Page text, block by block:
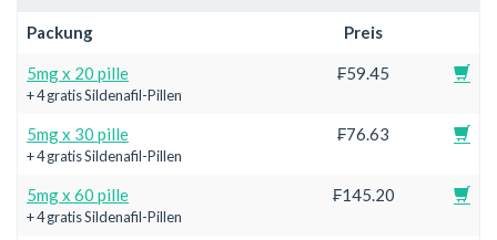
Packung Preis
5mg x 20 pille
+ 4 gratis Sildenafil-Pillen
₣59.45
5mg x 30 pille
+ 4 gratis Sildenafil-Pillen
₣76.63
5mg x 60 pille
+ 4 gratis Sildenafil-Pillen
₣145.20